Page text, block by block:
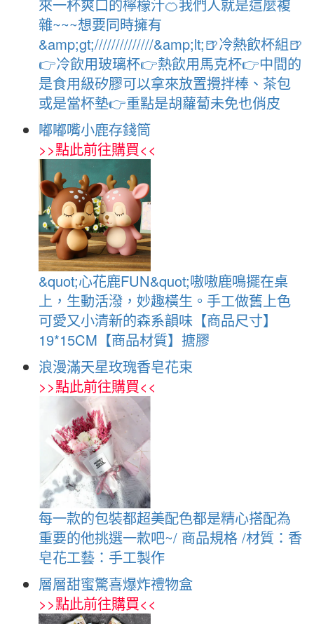
來一杯爽口的檸檬汁🍊我們人就是這麼複
雜~~~想要同時擁有
&amp;gt;//////////////&amp;lt;🍺冷熱飲杯組🍺
👉冷飲用玻璃杯👉熱飲用馬克杯👉中間的
是食用級矽膠可以拿來放置攪拌棒、茶包
或是當杯墊👉重點是胡蘿蔔未免也俏皮
嘟嘟嘴小鹿存錢筒
>>點此前往購買<<
&quot;心花鹿FUN&quot;嗷嗷鹿鳴擺在桌
上，生動活潑，妙趣橫生。手工做舊上色
可愛又小清新的森系韻味【商品尺寸】
19*15CM【商品材質】搪膠
浪漫滿天星玫瑰香皂花束
>>點此前往購買<<
每一款的包裝都超美配色都是精心搭配為
重要的他挑選一款吧~/ 商品規格 /材質：香
皂花工藝：手工製作
層層甜蜜驚喜爆炸禮物盒
>>點此前往購買<<